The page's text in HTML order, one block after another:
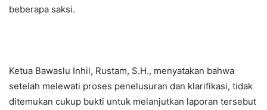
beberapa saksi.
Ketua Bawaslu Inhil, Rustam, S.H., menyatakan bahwa
setelah melewati proses penelusuran dan klarifikasi, tidak
ditemukan cukup bukti untuk melanjutkan laporan tersebut